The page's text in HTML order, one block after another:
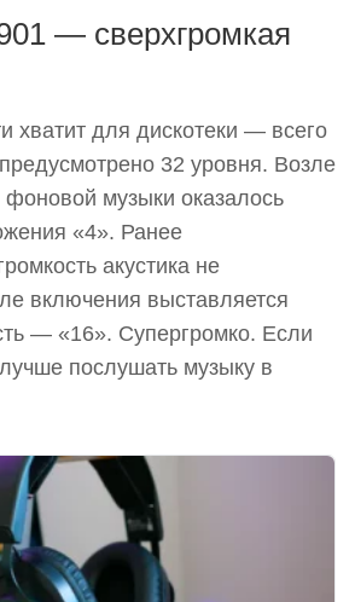
— сверхгромкая
хватит для дискотеки — всего
32 уровня. Возле
музыки оказалось
«4». Ранее
акустика не
включения выставляется
— «16». Супергромко. Если
послушать музыку в